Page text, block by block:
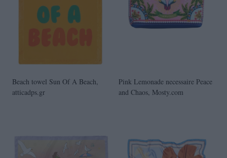
Beach towel Sun Of A Beach,
atticadps.gr
Pink Lemonade necessaire Peace
and Chaos, Mosty.com